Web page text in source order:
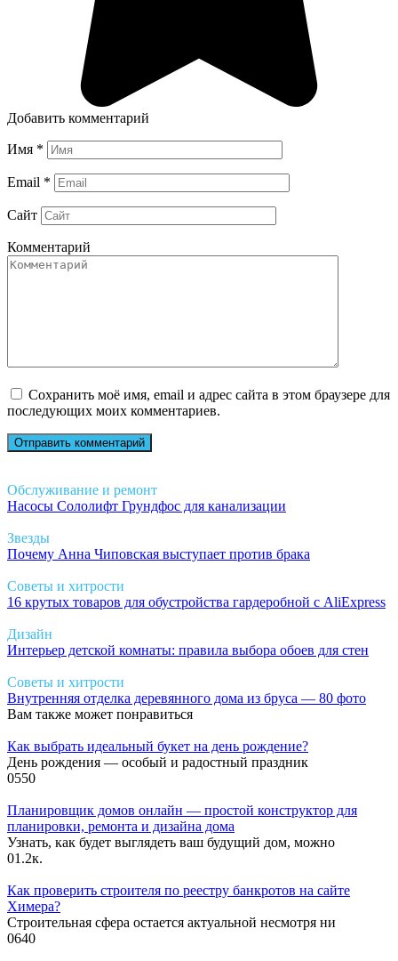
Добавить комментарий
Имя *
Email *
Сайт
Комментарий
Сохранить моё имя, email и адрес сайта в этом браузере для
последующих моих комментариев.
Обслуживание и ремонт
Насосы Сололифт Грундфос для канализации
Звезды
Почему Анна Чиповская выступает против брака
Советы и хитрости
16 крутых товаров для обустройства гардеробной с AliExpress
Дизайн
Интерьер детской комнаты: правила выбора обоев для стен
Советы и хитрости
Внутренняя отделка деревянного дома из бруса — 80 фото
Вам также может понравиться
Как выбрать идеальный букет на день рождение?
День рождения — особый и радостный праздник
0550
Планировщик домов онлайн — простой конструктор для
планировки, ремонта и дизайна дома
Узнать, как будет выглядеть ваш будущий дом, можно
01.2к.
Как проверить строителя по реестру банкротов на сайте
Химера?
Строительная сфера остается актуальной несмотря ни
0640